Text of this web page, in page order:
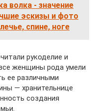
волка - значение
эскизы и фото
спине, ноге
рукоделие и
женщины рода умели
ее различными
― хранительнице
создания